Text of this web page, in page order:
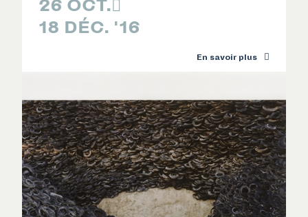
26 OCT.
18 DÉC. '16
En savoir plus